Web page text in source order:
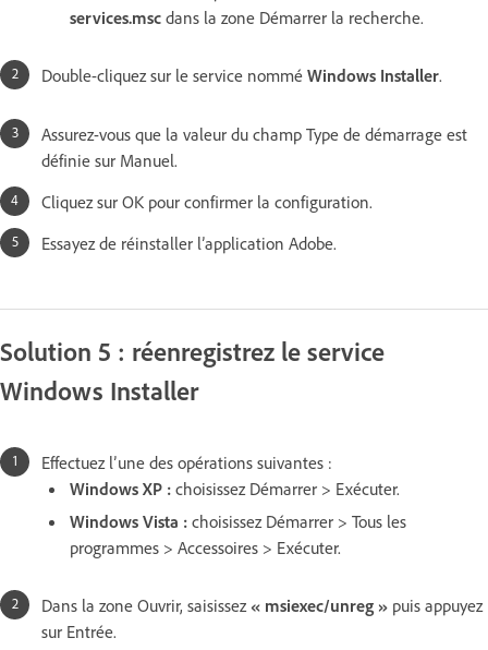
services.msc dans la zone Démarrer la recherche.
Double-cliquez sur le service nommé Windows Installer.
Assurez-vous que la valeur du champ Type de démarrage est
définie sur Manuel.
Cliquez sur OK pour confirmer la configuration.
Essayez de réinstaller l’application Adobe.
Solution 5 : réenregistrez le service
Windows Installer
Effectuez l’une des opérations suivantes :
Windows XP : choisissez Démarrer > Exécuter.
Windows Vista : choisissez Démarrer > Tous les
programmes > Accessoires > Exécuter.
Dans la zone Ouvrir, saisissez « msiexec/unreg » puis appuyez
sur Entrée.